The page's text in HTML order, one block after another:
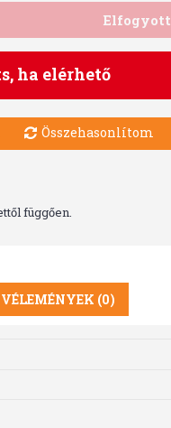
Elfogyott
ha elérhető
Összehasonlítom
függően.
VÉLEMÉNYEK (0)